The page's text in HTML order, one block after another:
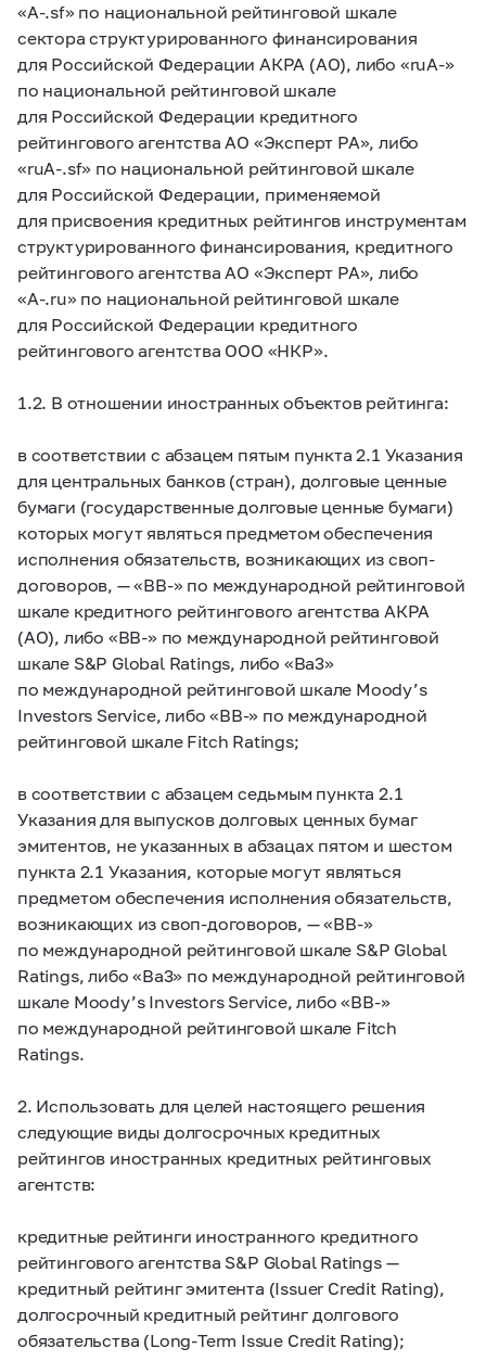
«A-.sf» по национальной рейтинговой шкале
сектора структурированного финансирования
для Российской Федерации АКРА (АО), либо «ruA-»
по национальной рейтинговой шкале
для Российской Федерации кредитного
рейтингового агентства АО «Эксперт РА», либо
«ruA-.sf» по национальной рейтинговой шкале
для Российской Федерации, применяемой
для присвоения кредитных рейтингов инструментам
структурированного финансирования, кредитного
рейтингового агентства АО «Эксперт РА», либо
«A-.ru» по национальной рейтинговой шкале
для Российской Федерации кредитного
рейтингового агентства ООО «НКР».
1.2. В отношении иностранных объектов рейтинга:
в соответствии с абзацем пятым пункта 2.1 Указания
для центральных банков (стран), долговые ценные
бумаги (государственные долговые ценные бумаги)
которых могут являться предметом обеспечения
исполнения обязательств, возникающих из своп-
договоров, — «BB-» по международной рейтинговой
шкале кредитного рейтингового агентства АКРА
(АО), либо «BB-» по международной рейтинговой
шкале S&P Global Ratings, либо «Ba3»
по международной рейтинговой шкале Moody’s
Investors Service, либо «BB-» по международной
рейтинговой шкале Fitch Ratings;
в соответствии с абзацем седьмым пункта 2.1
Указания для выпусков долговых ценных бумаг
эмитентов, не указанных в абзацах пятом и шестом
пункта 2.1 Указания, которые могут являться
предметом обеспечения исполнения обязательств,
возникающих из своп-договоров, — «BB-»
по международной рейтинговой шкале S&P Global
Ratings, либо «Ba3» по международной рейтинговой
шкале Moody’s Investors Service, либо «BB-»
по международной рейтинговой шкале Fitch
Ratings.
2. Использовать для целей настоящего решения
следующие виды долгосрочных кредитных
рейтингов иностранных кредитных рейтинговых
агентств:
кредитные рейтинги иностранного кредитного
рейтингового агентства S&P Global Ratings —
кредитный рейтинг эмитента (Issuer Credit Rating),
долгосрочный кредитный рейтинг долгового
обязательства (Long-Term Issue Credit Rating);